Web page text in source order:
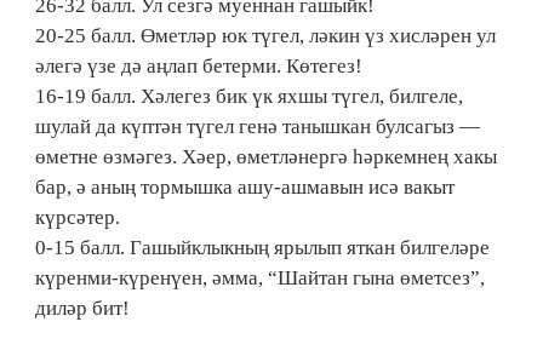
26-32 балл. Ул сезгә муеннан гашыйк!
20-25 балл. Өметләр юк түгел, ләкин үз хисләрен ул
әлегә үзе дә аңлап бетерми. Көтегез!
16-19 балл. Хәлегез бик үк яхшы түгел, билгеле,
шулай да күптән түгел генә танышкан булсагыз —
өметне өзмәгез. Хәер, өметләнергә һәркемнең хакы
бар, ә аның тормышка ашу-ашмавын исә вакыт
күрсәтер.
0-15 балл. Гашыйклыкның ярылып яткан билгеләре
күренми-күренүен, әмма, “Шайтан гына өметсез”,
диләр бит!